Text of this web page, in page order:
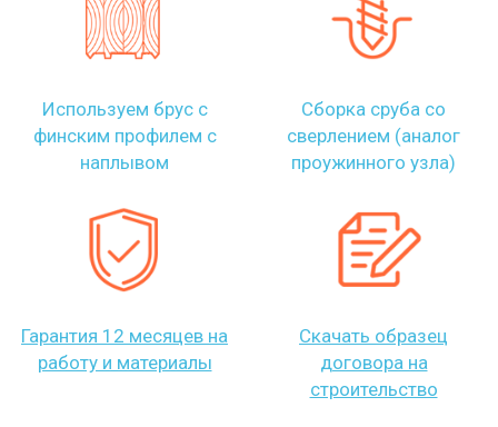
Используем брус с
финским профилем с
наплывом
Сборка сруба со
сверлением (аналог
проужинного узла)
Гарантия 12 месяцев на
работу и материалы
Скачать образец
договора на
строительство